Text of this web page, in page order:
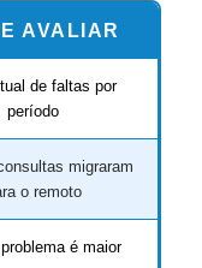
AVALIAR
de faltas por
período
migraram
o remoto
é maior